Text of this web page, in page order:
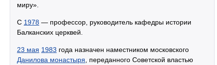
миру».
С 1978 — профессор, руководитель кафедры истории
Балканских церквей.
23 мая 1983 года назначен наместником московского
Данилова монастыря , переданного Советской властью